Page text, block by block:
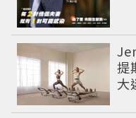
提
大